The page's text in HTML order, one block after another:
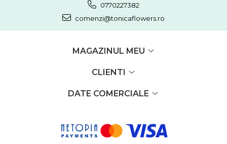
0770227382
comenzi@tonicaflowers.ro
MAGAZINUL MEU
CLIENTI
DATE COMERCIALE